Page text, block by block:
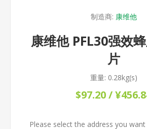
制造商: 康维他
康维他 PFL30强效
片
重量: 0.28kg(s)
$97.20 /
Please select the address you